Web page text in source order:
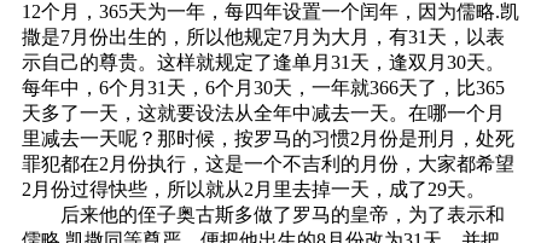
12个月，365天为一年，每四年设置一个闰年，因为儒略.凯
撒是7月份出生的，所以他规定7月为大月，有31天，以表
示自己的尊贵。这样就规定了逢单月31天，逢双月30天。
每年中，6个月31天，6个月30天，一年就366天了，比365
天多了一天，这就要设法从全年中减去一天。在哪一个月
里减去一天呢？那时候，按罗马的习惯2月份是刑月，处死
罪犯都在2月份执行，这是一个不吉利的月份，大家都希望
2月份过得快些，所以就从2月里去掉一天，成了29天。
后来他的侄子奥古斯多做了罗马的皇帝，为了表示和